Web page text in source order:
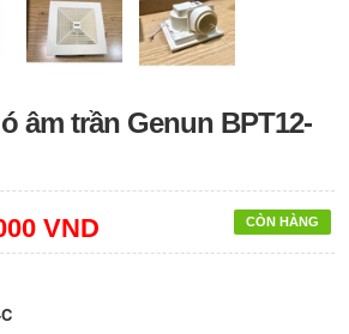
âm trần Genun BPT12-
CÒN HÀNG
VND